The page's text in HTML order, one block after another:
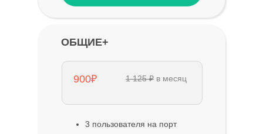
ОБЩИЕ+
3 пользователя на порт
900₽ 1 125 ₽ в месяц